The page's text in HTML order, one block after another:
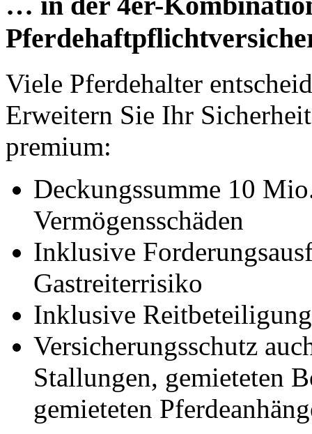
Viele Pferdehalter
Erweitern Sie Ihr
premium:
Deckungssumme 10
Vermögensschäden
Inklusive
Gastreiterrisiko
Inklusive
Versicherungsschutz
Stallungen, gemieteten
gemieteten